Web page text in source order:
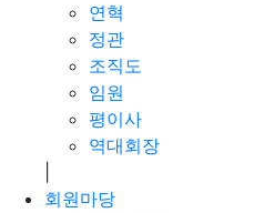
연혁
정관
조직도
임원
평이사
역대회장
회원마당